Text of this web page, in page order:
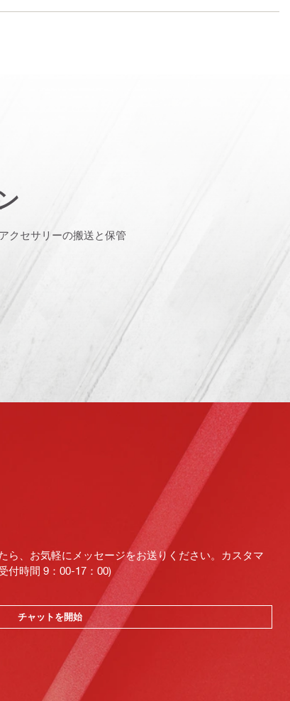
クセサリーの搬送と保管
ら、お気軽にメッセージをお送りください。カスタマ
付時間 9：00-17：00)
チャットを開始